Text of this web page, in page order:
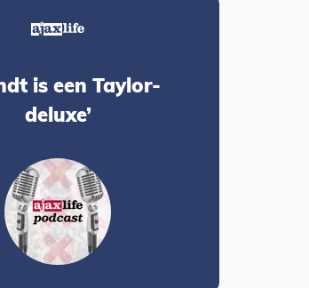
is een Taylor-
deluxe’